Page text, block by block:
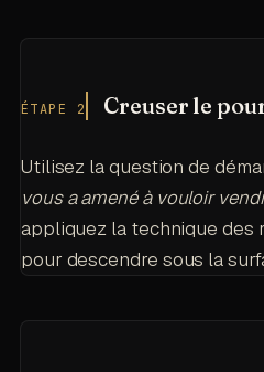
ÉTAPE 2 Creuser le
Utilisez la question de
vous a amené à vouloir
appliquez la technique des
pour descendre sous la